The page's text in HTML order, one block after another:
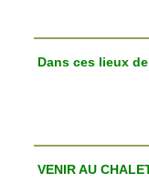
Dans ces lieux
VENIR AU